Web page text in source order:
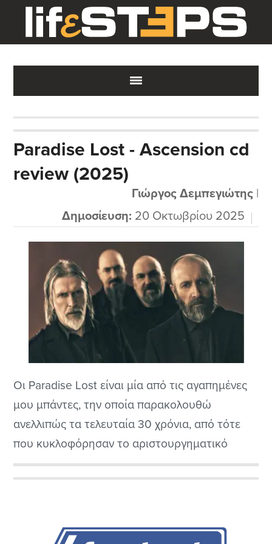
main
content
primary
sidebar
footer
Paradise Lost - Ascension cd
review (2025)
Γιώργος Δεμπεγιώτης|
Δημοσίευση: 20 Οκτωβρίου 2025
Οι Paradise Lost είναι μία από τις αγαπημένες
μου μπάντες, την οποία παρακολουθώ
ανελλιπώς τα τελευταία 30 χρόνια, από τότε
που κυκλοφόρησαν το αριστουργηματικό
“Draconian Times”, το οποίο ήταν ίσως και ο
τελευταίος δίσκος τους που είχε σχεδόν
Πλευρική